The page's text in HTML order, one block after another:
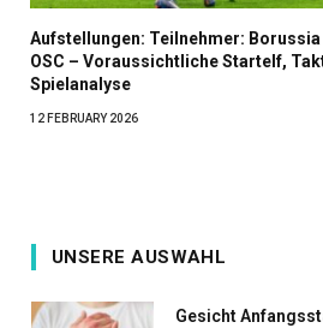
Aufstellungen: Teilnehmer:
OSC – Voraussichtliche Startelf,
Spielanalyse
12 FEBRUARY 2026
UNSERE AUSWAHL
Gesicht